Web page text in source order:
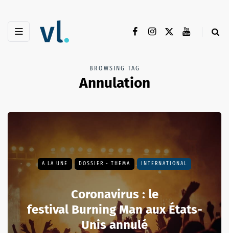
BROWSING TAG
Annulation
A LA UNE DOSSIER - THEMA INTERNATIONAL
Coronavirus : le
festival Burning Man aux États-
Unis annulé